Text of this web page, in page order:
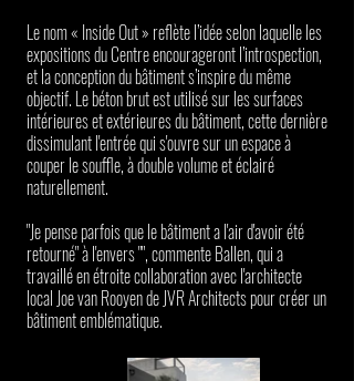
Le nom « Inside Out » reflète l’idée selon laquelle les
expositions du Centre encourageront l’introspection,
et la conception du bâtiment s’inspire du même
objectif. Le béton brut est utilisé sur les surfaces
intérieures et extérieures du bâtiment, cette dernière
dissimulant l'entrée qui s'ouvre sur un espace à
couper le souffle, à double volume et éclairé
naturellement. ⁠
"Je pense parfois que le bâtiment a l'air d'avoir été
retourné" à l'envers "", commente Ballen, qui a
travaillé en étroite collaboration avec l'architecte
local Joe van Rooyen de JVR Architects pour créer un
bâtiment emblématique.⁠